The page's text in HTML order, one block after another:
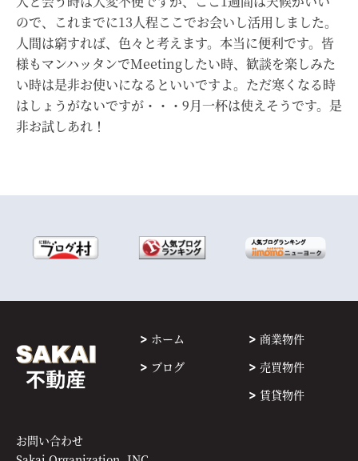
ので、これまでに13人程ここでお会いし活用しました。
人間は窮すれば、色々と考えます。本当に便利です。皆
様もマンハッタンでMeetingしたい時、歓談を楽しみた
い時は是非お使いになるといいですよ。ただ寒くなる時
はしょうがないですが・・・9月一杯は使えそうです。是
非お試しあれ！
ホーム
ブログ
商業物件
売買物件
賃貸物件
お問い合わせ